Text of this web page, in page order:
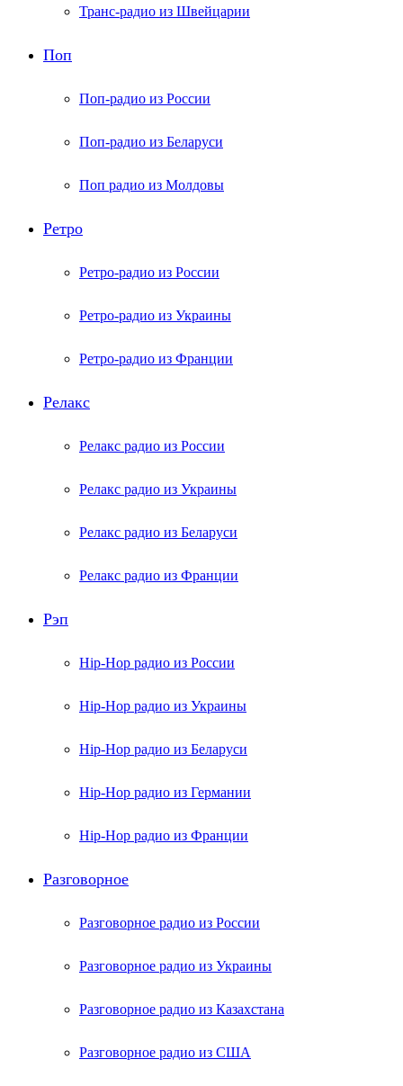
Транс-радио из Швейцарии
Поп
Поп-радио из России
Поп-радио из Беларуси
Поп радио из Молдовы
Ретро
Ретро-радио из России
Ретро-радио из Украины
Ретро-радио из Франции
Релакс
Релакс радио из России
Релакс радио из Украины
Релакс радио из Беларуси
Релакс радио из Франции
Рэп
Hip-Hop радио из России
Hip-Hop радио из Украины
Hip-Hop радио из Беларуси
Hip-Hop радио из Германии
Hip-Hop радио из Франции
Разговорное
Разговорное радио из России
Разговорное радио из Украины
Разговорное радио из Казахстана
Разговорное радио из США